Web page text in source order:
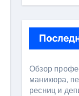
Обзор
маникюра,
ресниц и